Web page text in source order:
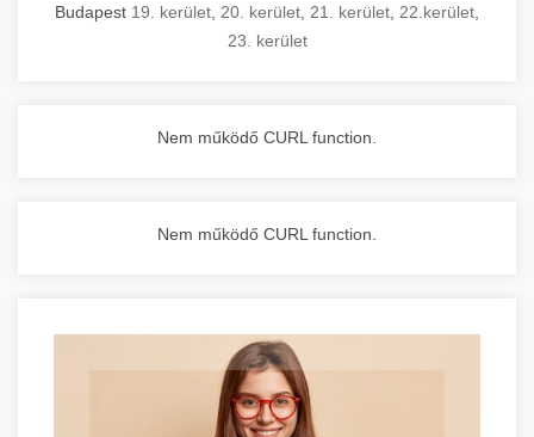
Budapest 19. kerület 20. kerület 21. kerület 22.kerület
23. kerület
Nem működő CURL function.
Nem működő CURL function.